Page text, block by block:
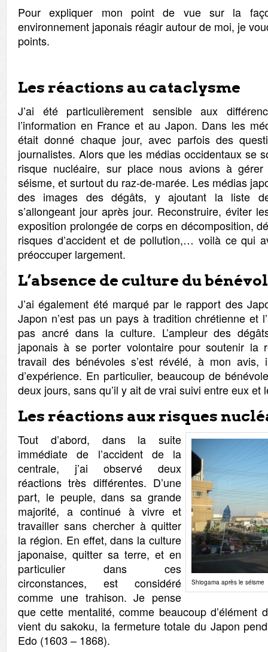
Pour expliquer mon point de vue sur la
environnement japonais réagir autour de moi, je
points.
Les réactions au cataclysme
J’ai été particulièrement sensible aux
l’information en France et au Japon. Dans les
était donné chaque jour, avec parfois des
journalistes. Alors que les médias occidentaux se
risque nucléaire, sur place nous avions à
séisme, et surtout du raz-de-marée. Les médias
des images des dégâts, y ajoutant la liste
s’allongeant jour après jour. Reconstruire, éviter
exposition prolongée de corps en décomposition,
risques d’accident et de pollution,… voilà ce qui
préoccuper largement.
L’absence de culture du
J’ai également été marqué par le rapport des
Japon n’est pas un pays à tradition chrétienne et
pas ancré dans la culture. L’ampleur des
japonais à se porter volontaire pour soutenir la
travail des bénévoles s’est révélé, à mon avis,
d’expérience. En particulier, beaucoup de
deux jours, sans qu’il y ait de vrai suivi entre eux et
Les réactions aux risques
Shiogama après le séisme
Tout d’abord, dans la suite
immédiate de l’accident de la
centrale, j’ai observé deux
réactions très différentes. D’une
part, le peuple, dans sa grande
majorité, a continué à vivre et
travailler sans chercher à quitter
la région. En effet, dans la culture
japonaise, quitter sa terre, et en
particulier dans ces
circonstances, est considéré
comme une trahison. Je pense
que cette mentalité, comme beaucoup d’élément
vient du sakoku, la fermeture totale du Japon
Edo (1603 – 1868).